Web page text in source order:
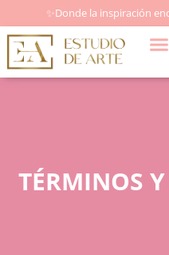
✨Donde la inspiración
TÉRMINOS